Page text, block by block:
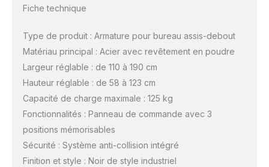
Fiche technique
Type de produit : Armature pour bureau assis-debout
Matériau principal : Acier avec revêtement en poudre
Largeur réglable : de 110 à 190 cm
Hauteur réglable : de 58 à 123 cm
Capacité de charge maximale : 125 kg
Fonctionnalités : Panneau de commande avec 3
positions mémorisables
Sécurité : Système anti-collision intégré
Finition et style : Noir de style industriel